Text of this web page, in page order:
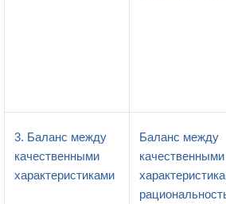
3. Баланс между
качественными
характеристиками
Баланс между
качественными